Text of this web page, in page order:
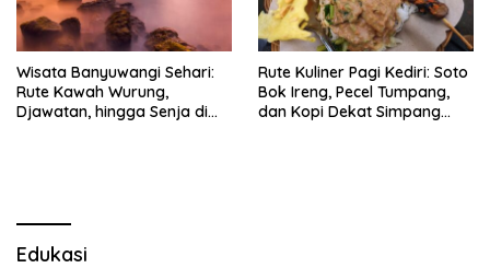
Wisata Banyuwangi Sehari:
Rute Kawah Wurung,
Djawatan, hingga Senja di
Rute Kuliner Pagi Kediri: Soto
Bok Ireng, Pecel Tumpang,
dan Kopi Dekat Simpang
Edukasi